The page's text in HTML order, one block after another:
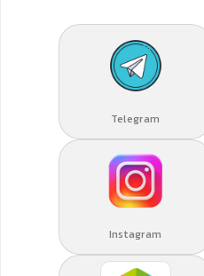
Telegram
Instagram